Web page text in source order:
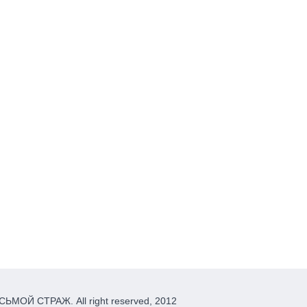
СТРАЖ. All right reserved, 2012